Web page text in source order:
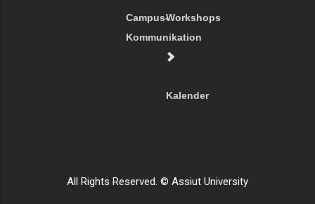
Campus-
Kommunikation
Workshops
Kalender
All Rights Reserved. © Assiut University